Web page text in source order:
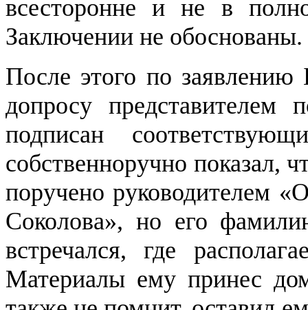
всесторонне и не в
Заключении не обоснованы.
После этого по заявлению
допросу
подписан
собственноручно показал,
поручено руководителем
Соколова», но его
встречался, где
Материалы ему принес